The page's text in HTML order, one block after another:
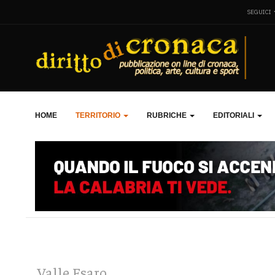
SEGUICI
HOME TERRITORIO RUBRICHE EDITORIALI